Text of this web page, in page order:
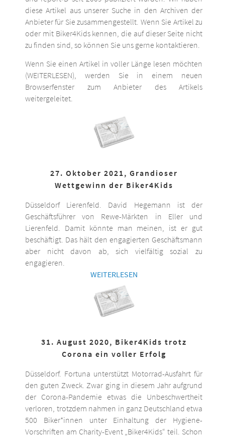
diese Artikel aus unserer Suche in den Archiven der
Anbieter für Sie zusammengestellt. Wenn Sie Artikel zu
oder mit Biker4Kids kennen, die auf dieser Seite nicht
zu finden sind, so können Sie uns gerne kontaktieren.
Wenn Sie einen Artikel in voller Länge lesen möchten
(WEITERLESEN), werden Sie in einem neuen
Browserfenster zum Anbieter des Artikels
weitergeleitet.
27. Oktober 2021, Grandioser
Wettgewinn der Biker4Kids
Düsseldorf Lierenfeld. David Hegemann ist der
Geschäftsführer von Rewe-Märkten in Eller und
Lierenfeld. Damit könnte man meinen, ist er gut
beschäftigt. Das hält den engagierten Geschäftsmann
aber nicht davon ab, sich vielfältig sozial zu
engagieren.
WEITERLESEN
31. August 2020, Biker4Kids trotz
Corona ein voller Erfolg
Düsseldorf. Fortuna unterstützt Motorrad-Ausfahrt für
den guten Zweck. Zwar ging in diesem Jahr aufgrund
der Corona-Pandemie etwas die Unbeschwertheit
verloren, trotzdem nahmen in ganz Deutschland etwa
500 Biker*innen unter Einhaltung der Hygiene-
Vorschriften am Charity-Event „Biker4Kids“ teil. Schon